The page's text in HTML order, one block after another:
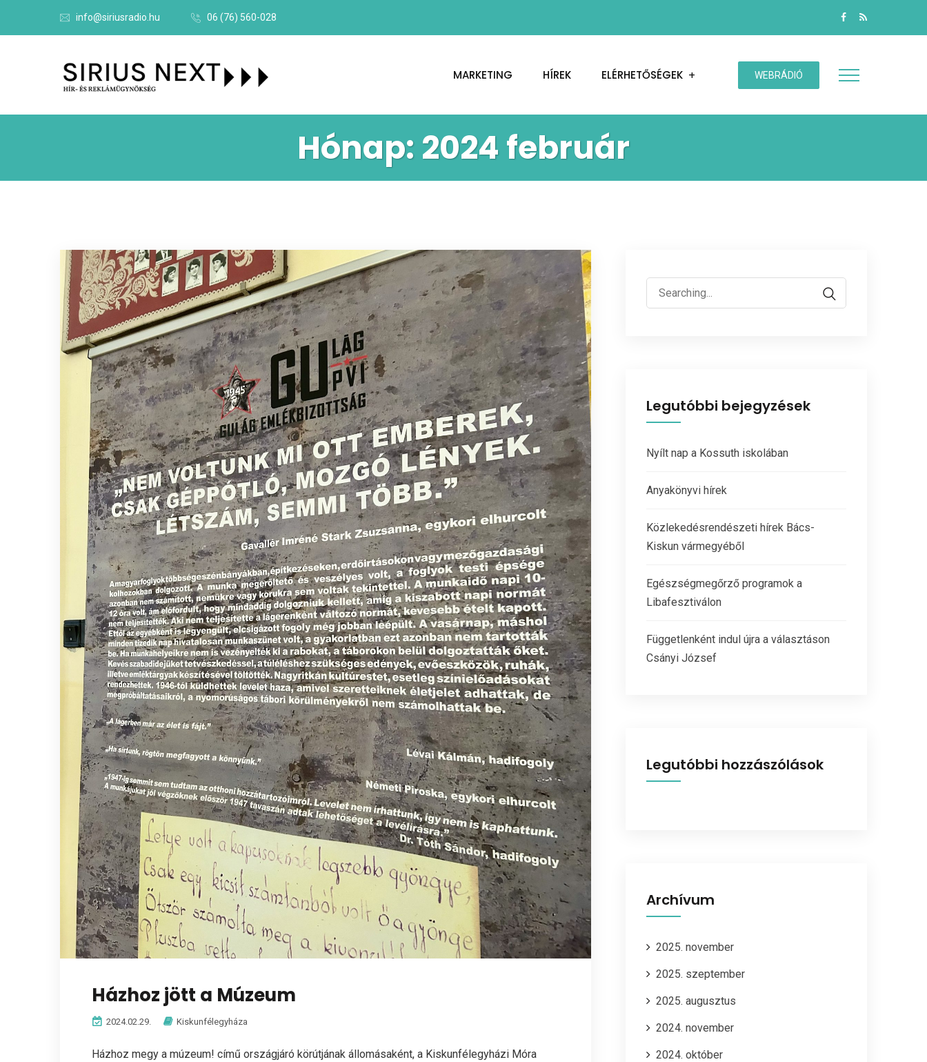
info@siriusradio.hu 06 (76) 560-028
MARKETING HÍREK ELÉRHETŐSÉGEK WEBRÁDIÓ
Hónap: 2024 február
Házhoz jött a Múzeum
2024.02.29. Kiskunfélegyháza
Házhoz megy a múzeum! című országjáró körútjának állomásaként, a Kiskunfélegyházi Móra
Search
for:
Legutóbbi bejegyzések
Nyílt nap a Kossuth iskolában
Anyakönyvi hírek
Közlekedésrendészeti hírek Bács-
Kiskun vármegyéből
Egészségmegőrző programok a
Libafesztiválon
Függetlenként indul újra a választáson
Csányi József
Legutóbbi hozzászólások
Archívum
2025. november
2025. szeptember
2025. augusztus
2024. november
2024. október